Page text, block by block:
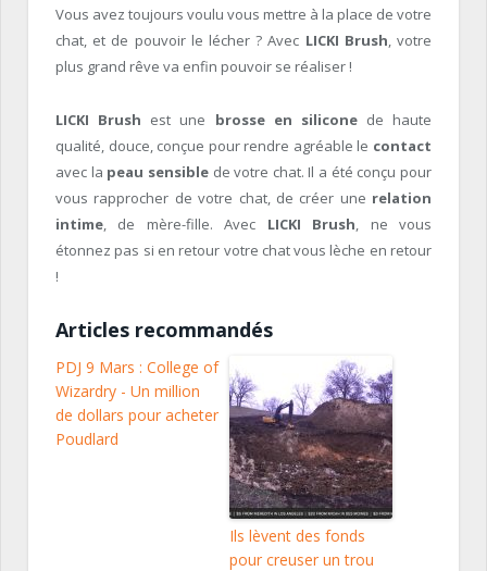
Vous avez toujours voulu vous mettre à la place de votre
chat, et de pouvoir le lécher ? Avec LICKI Brush, votre
plus grand rêve va enfin pouvoir se réaliser !
LICKI Brush est une brosse en siliconede haute
qualité, douce, conçue pour rendre agréable le contact
avec la peau sensiblede votre chat. Il a été conçu pour
vous rapprocher de votre chat, de créer une relation
intime , de mère-fille. Avec LICKI Brush , ne vous
étonnez pas si en retour votre chat vous lèche en retour
!
Articles recommandés
PDJ 9 Mars : College of
Wizardry - Un million
de dollars pour acheter
Poudlard
Ils lèvent des fonds
pour creuser un trou